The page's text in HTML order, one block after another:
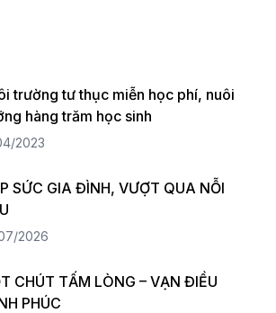
trường tư thục miễn học phí, nuôi
hàng trăm học sinh
2023
SỨC GIA ĐÌNH, VƯỢT QUA NỖI
2026
CHÚT TẤM LÒNG – VẠN ĐIỀU
PHÚC